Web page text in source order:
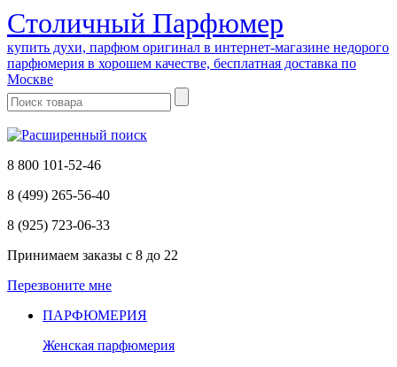
Cтоличный Парфюмер
купить духи, парфюм оригинал в интернет-магазине недорого
парфюмерия в хорошем качестве, бесплатная доставка по
Москве
8 800 101-52-46
8 (499) 265-56-40
8 (925) 723-06-33
Принимаем заказы с 8 до 22
Перезвоните мне
ПАРФЮМЕРИЯ
Женская парфюмерия